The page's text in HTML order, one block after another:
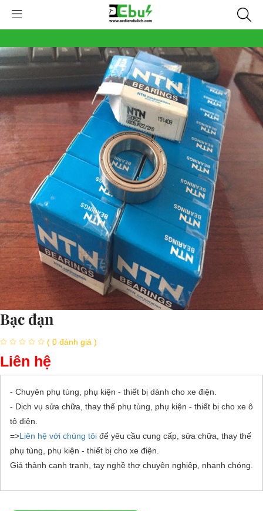
Bạc đạn
( 0 đánh giá )
Liên hệ
- Chuyên phụ tùng, phụ kiện - thiết bị dành cho xe điện.
- Dịch vụ sửa chữa, thay thế phụ tùng, phụ kiện - thiết bị cho xe ô
tô điện.
=>Liên hệ với chúng tôi để yêu cầu cung cấp, sửa chữa, thay thế
phụ tùng, phụ kiện - thiết bị cho xe điện.
Giá thành cạnh tranh, tay nghề thợ chuyên nghiệp, nhanh chóng.